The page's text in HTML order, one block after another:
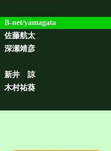
B-net/yamagata
佐藤航太
深瀬靖彦
新井 諒
木村祐葵